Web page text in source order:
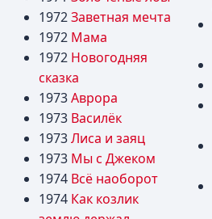
1972Заветная мечта
1972 Мама
1972 Новогодняя
сказка
1973Аврора
1973 Василёк
1973Лиса и заяц
1973 Мы с Джеком
1974 Всё наоборот
1974 Как козлик